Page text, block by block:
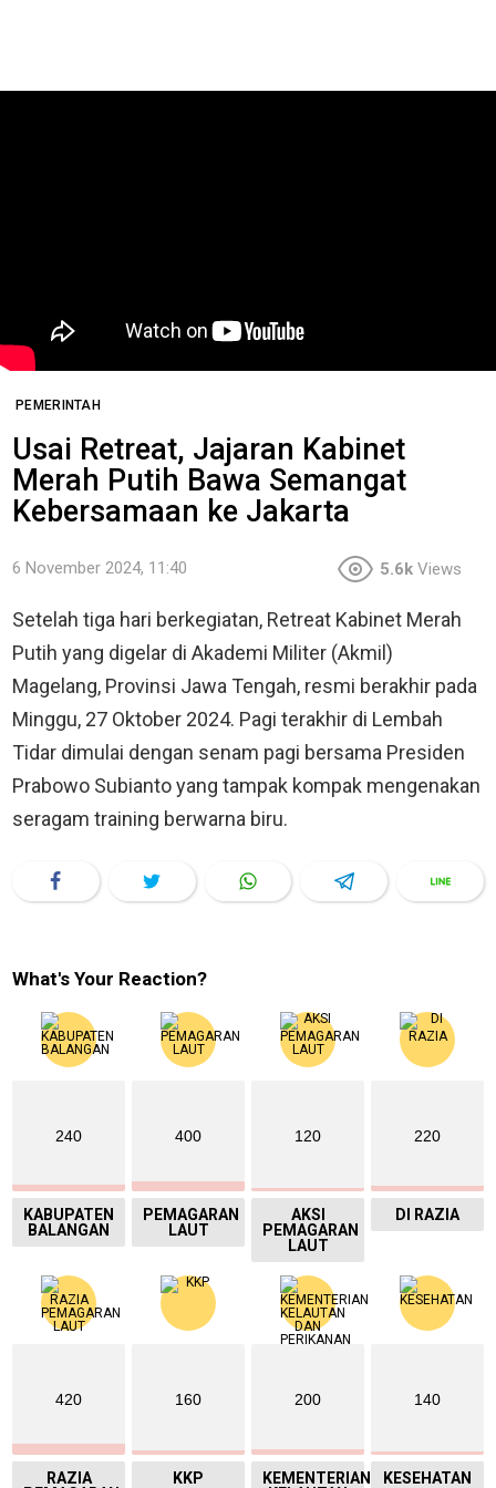
PEMERINTAH
Usai Retreat, Jajaran Kabinet
Merah Putih Bawa Semangat
Kebersamaan ke Jakarta
6 November 2024, 11:40 5.6k Views
Setelah tiga hari berkegiatan, Retreat Kabinet Merah
Putih yang digelar di Akademi Militer (Akmil)
Magelang, Provinsi Jawa Tengah, resmi berakhir pada
Minggu, 27 Oktober 2024. Pagi terakhir di Lembah
Tidar dimulai dengan senam pagi bersama Presiden
Prabowo Subianto yang tampak kompak mengenakan
seragam training berwarna biru.
What's Your Reaction?
240
KABUPATEN
BALANGAN
400
PEMAGARAN
LAUT
120
AKSI
PEMAGARAN
LAUT
220
DI RAZIA
420
RAZIA
160
KKP
200
KEMENTERIAN
140
KESEHATAN